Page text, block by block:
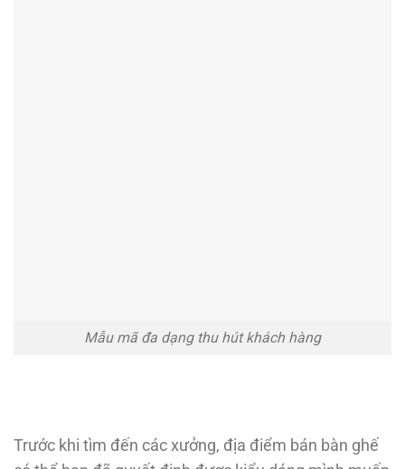
Mẫu mã đa dạng thu hút khách hàng
Trước khi tìm đến các xưởng, địa điểm bán bàn ghế